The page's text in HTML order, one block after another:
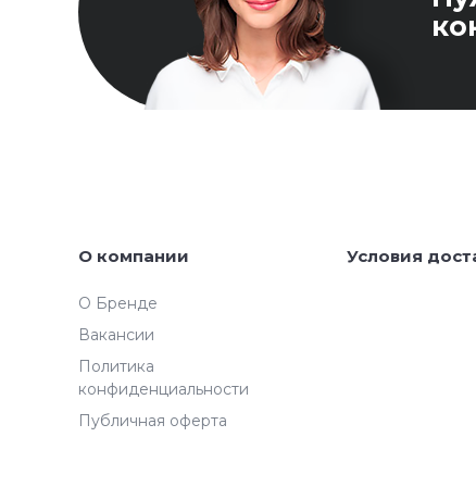
О компании
О Бренде
Вакансии
Политика
конфиденциальности
Публичная оферта
Условия